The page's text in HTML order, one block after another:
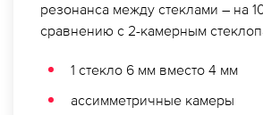
резонанса между стеклами – на
сравнению с 2-камерным
1 стекло 6 мм вместо 4 мм
ассимметричные камеры